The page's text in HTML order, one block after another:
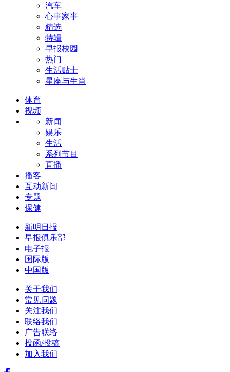
汽车
心事家事
精选
特辑
早报校园
热门
生活贴士
星座与生肖
体育
视频
新闻
娱乐
生活
系列节目
直播
播客
互动新闻
专题
保健
新明日报
早报俱乐部
电子报
国际版
中国版
关于我们
常见问题
关注我们
联络我们
广告联络
投函/投稿
加入我们